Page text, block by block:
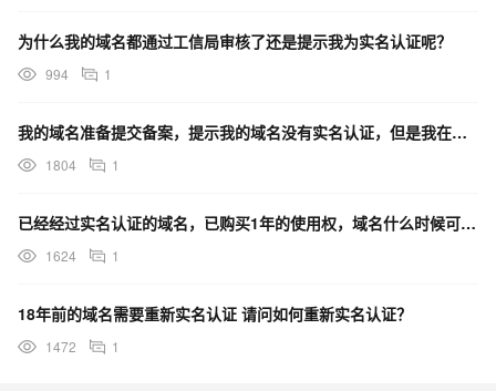
为什么我的域名都通过工信局审核了还是提示我为实名认证呢？
994 1
我的域名准备提交备案，提示我的域名没有实名认证，但是我在域名管理那里看到的信息是已经实名认证通过了！
1804 1
已经经过实名认证的域名，已购买1年的使用权，域名什么时候可以正常使用？
1624 1
18年前的域名需要重新实名认证 请问如何重新实名认证？
1472 1